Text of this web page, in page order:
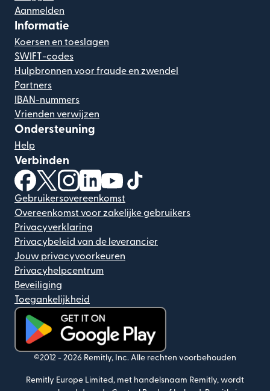
Aanmelden
Informatie
Koersen en toeslagen
SWIFT-codes
Hulpbronnen voor fraude en zwendel
Partners
IBAN-nummers
Vrienden verwijzen
Ondersteuning
Help
Verbinden
(wordt geopend in een nieuw venster)
(wordt geopend in een nieuw venster)
(wordt geopend in een nieuw venster)
(wordt geopend in een nieuw venster)
(wordt geopend in een nieuw
Gebruikersovereenkomst
Overeenkomst voor zakelijke gebruikers
Privacyverklaring
Privacybeleid van de leverancier
Jouw privacyvoorkeuren
Privacyhelpcentrum
Beveiliging
Toegankelijkheid
(wordt geopend in een nieuw venster)
©2012 - 2026 Remitly, Inc. Alle rechten voorbehouden
Remitly Europe Limited, met handelsnaam Remitly, wordt